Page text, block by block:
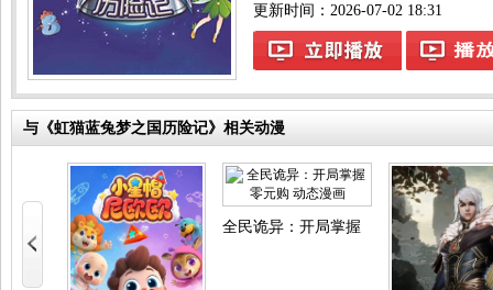
更新时间：2026-07-02 18:31
与《虹猫蓝兔梦之国历险记》相关动漫
全民诡异：开局掌握零元购 动态漫画